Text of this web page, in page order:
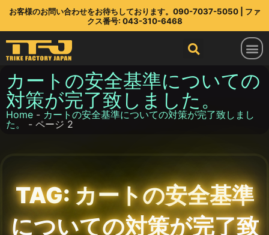
お客様のお問い合わせをお待ちしております。090-7037-5050 | ファ
クス番号: 043-310-6468
カートの安全基準についての
対策が完了致しました。
Home- カートの安全基準についての対策が完了致しまし
た。
- ページ 2
TAG: カートの安全基準
についての対策が完了致